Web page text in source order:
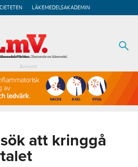
LÄKEMEDELSAKADEMIN
Annons
att kringgå